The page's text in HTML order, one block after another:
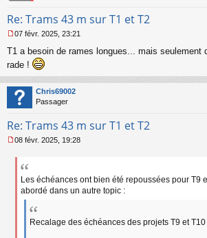
Re: Trams 43 m sur T1 et T2
s
a
g
e
o
l
07 févr. 2025, 23:21
T1 a besoin de rames longues... mais seulement
rade !
Chris69002
Passager
Re: Trams 43 m sur T1 et T2
e
08 févr. 2025, 19:28
Les échéances ont bien été repoussées pour T9
abordé dans un autre topic :
Recalage des échéances des projets T9 et T10